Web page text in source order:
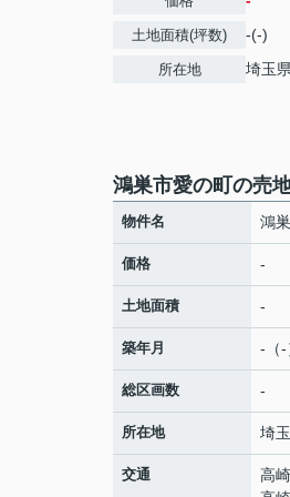
土地面積(坪数) -(-)
所在地 埼玉県
鴻巣市愛の町の売
物件名 鴻
価格 -
土地面積 -
築年月 -（-
総区画数 -
所在地 埼
交通 高